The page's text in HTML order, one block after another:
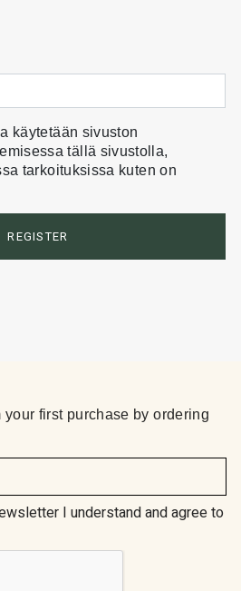
käytetään sivuston
tällä sivustolla,
tarkoituksissa kuten on
REGISTER
your first purchase by ordering
I understand and agree to